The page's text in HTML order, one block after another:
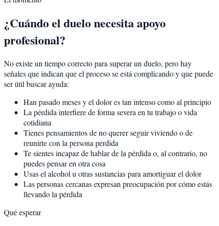
¿Cuándo el duelo necesita apoyo
profesional?
No existe un tiempo correcto para superar un duelo, pero hay
señales que indican que el proceso se está complicando y que puede
ser útil buscar ayuda:
Han pasado meses y el dolor es tan intenso como al principio
La pérdida interfiere de forma severa en tu trabajo o vida
cotidiana
Tienes pensamientos de no querer seguir viviendo o de
reunirte con la persona perdida
Te sientes incapaz de hablar de la pérdida o, al contrario, no
puedes pensar en otra cosa
Usas el alcohol u otras sustancias para amortiguar el dolor
Las personas cercanas expresan preocupación por cómo estás
llevando la pérdida
Qué esperar